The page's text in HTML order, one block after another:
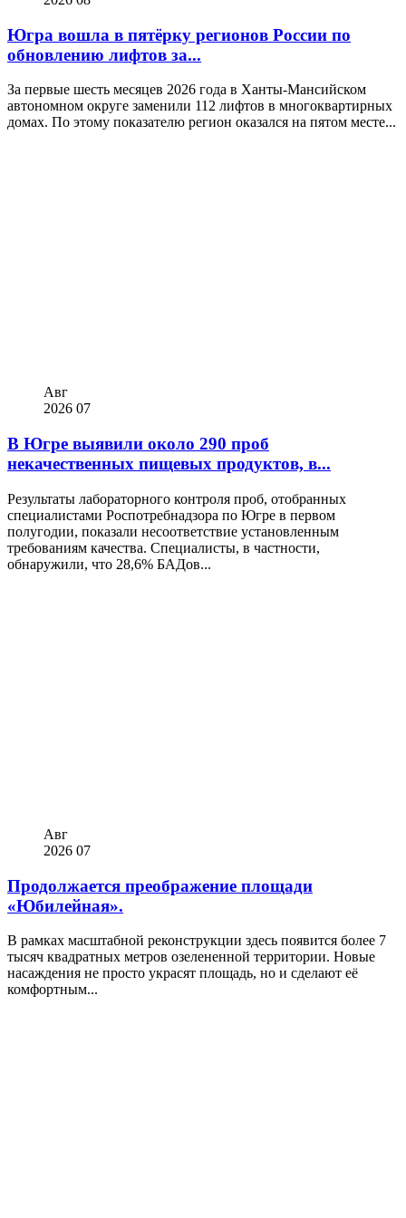
Югра вошла в пятёрку регионов России по
обновлению лифтов за...
За первые шесть месяцев 2026 года в Ханты-Мансийском
автономном округе заменили 112 лифтов в многоквартирных
домах. По этому показателю регион оказался на пятом месте...
Авг
2026 07
В Югре выявили около 290 проб
некачественных пищевых продуктов, в...
Результаты лабораторного контроля проб, отобранных
специалистами Роспотребнадзора по Югре в первом
полугодии, показали несоответствие установленным
требованиям качества. Специалисты, в частности,
обнаружили, что 28,6% БАДов...
Авг
2026 07
Продолжается преображение площади
«Юбилейная».
В рамках масштабной реконструкции здесь появится более 7
тысяч квадратных метров озелененной территории. Новые
насаждения не просто украсят площадь, но и сделают её
комфортным...